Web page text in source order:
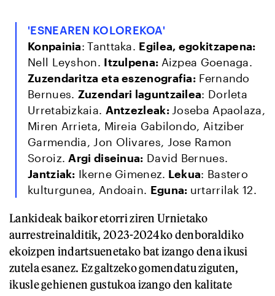
'ESNEAREN KOLOREKOA'
Konpainia: Tanttaka. Egilea, egokitzapena:
Nell Leyshon. Itzulpena: Aizpea Goenaga.
Zuzendaritza eta eszenografia: Fernando
Bernues. Zuzendari laguntzailea: Dorleta
Urretabizkaia. Antzezleak:Joseba Apaolaza,
Miren Arrieta, Mireia Gabilondo, Aitziber
Garmendia, Jon Olivares, Jose Ramon
Soroiz.Argi diseinua: David Bernues.
Jantziak: Ikerne Gimenez. Lekua: Bastero
kulturgunea, Andoain. Eguna: urtarrilak 12.
Lankideak baikor etorri ziren Urnietako
aurrestreinalditik, 2023-2024ko denboraldiko
ekoizpen indartsuenetako bat izango dena ikusi
zutela esanez. Ez galtzeko gomendatu ziguten,
ikusle gehienen gustukoa izango den kalitate